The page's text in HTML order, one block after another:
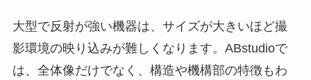
大型で反射が強い機器は、サイズが大きいほど撮
影環境の映り込みが難しくなります。ABstudioで
は、全体像だけでなく、構造や機構部の特徴もわ